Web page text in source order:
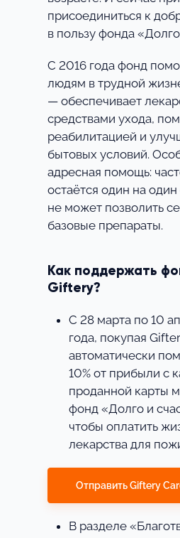
присоединиться к
в пользу фонда
С 2016 года фонд
людям в трудной
— обеспечивает
средствами ухода,
реабилитацией и
бытовых условий.
адресная помощь:
остаётся один на
не может позволить
базовые препараты.
Как поддержать
Giftery?
С 28 марта по 10
года, покупая
автоматически
10% от прибыли с
проданной карты
фонд «Долго и
чтобы оплатить
лекарства для
Отправить Giftery
В разделе